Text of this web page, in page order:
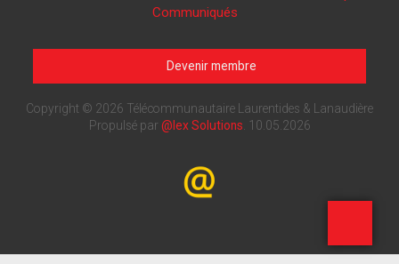
Communiqués
Devenir membre
Copyright © 2026 Télécommunautaire Laurentides & Lanaudière
Propulsé par @lex Solutions 10.05.2026